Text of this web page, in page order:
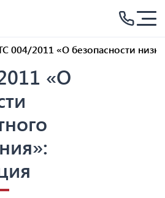
004/2011 «О безопасности
«О